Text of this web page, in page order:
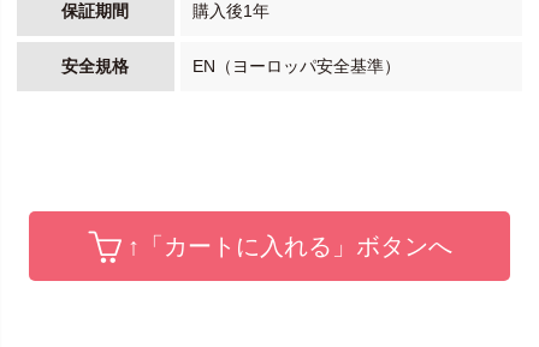
保証期間 購入後1年
安全規格 EN（ヨーロッパ安全基準）
↑「カートに入れる」ボタンへ